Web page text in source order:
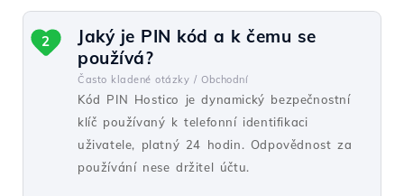
Jaký je PIN kód a k čemu se
používá?
Často kladené otázky / Obchodní
Kód PIN Hostico je dynamický bezpečnostní
klíč používaný k telefonní identifikaci
uživatele, platný 24 hodin. Odpovědnost za
používání nese držitel účtu.
2